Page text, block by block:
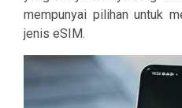
mempunyai pilihan untuk
jenis eSIM.